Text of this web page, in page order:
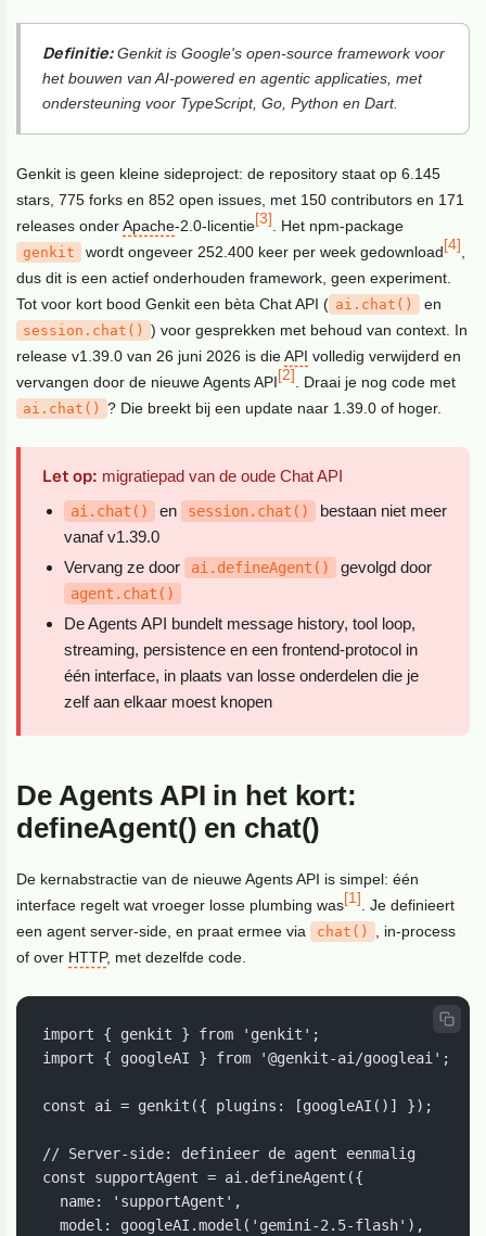
Definitie:Genkit is Google's open-source framework voor
het bouwen van AI-powered en agentic applicaties, met
ondersteuning voor TypeScript, Go, Python en Dart.
Genkit is geen kleine sideproject: de repository staat op 6.145
stars, 775 forks en 852 open issues, met 150 contributors en 171
releases onderApache-2.0-licentie[3]. Het npm-package
genkit wordt ongeveer 252.400 keer per week gedownload[4],
dus dit is een actief onderhouden framework, geen experiment.
Tot voor kort bood Genkit een bèta Chat API ( ai.chat() en
session.chat()
) voor gesprekken met behoud van context. In
release v1.39.0 van 26 juni 2026 is dieAPI volledig verwijderd en
vervangen door de nieuwe Agents API[2]. Draai je nog code met
ai.chat() ? Die breekt bij een update naar 1.39.0 of hoger.
Let op: migratiepad van de oude Chat API
ai.chat() en session.chat()
bestaan niet meer
vanaf v1.39.0
Vervang ze door
ai.defineAgent() gevolgd door
agent.chat()
De Agents API bundelt message history, tool loop,
streaming, persistence en een frontend-protocol in
één interface, in plaats van losse onderdelen die je
zelf aan elkaar moest knopen
De Agents API in het kort:
defineAgent() en chat()
De kernabstractie van de nieuwe Agents API is simpel: één
interface regelt wat vroeger losse plumbing was[1]. Je definieert
een agent server-side, en praat ermee via
chat()
, in-process
of over HTTP, met dezelfde code.
import { genkit } from 'genkit';
import { googleAI } from '@genkit-ai/googleai';
const ai = genkit({ plugins: [googleAI()] });
// Server-side: definieer de agent eenmalig
const supportAgent = ai.defineAgent({
  name: 'supportAgent',
  model: googleAI.model('gemini-2.5-flash'),